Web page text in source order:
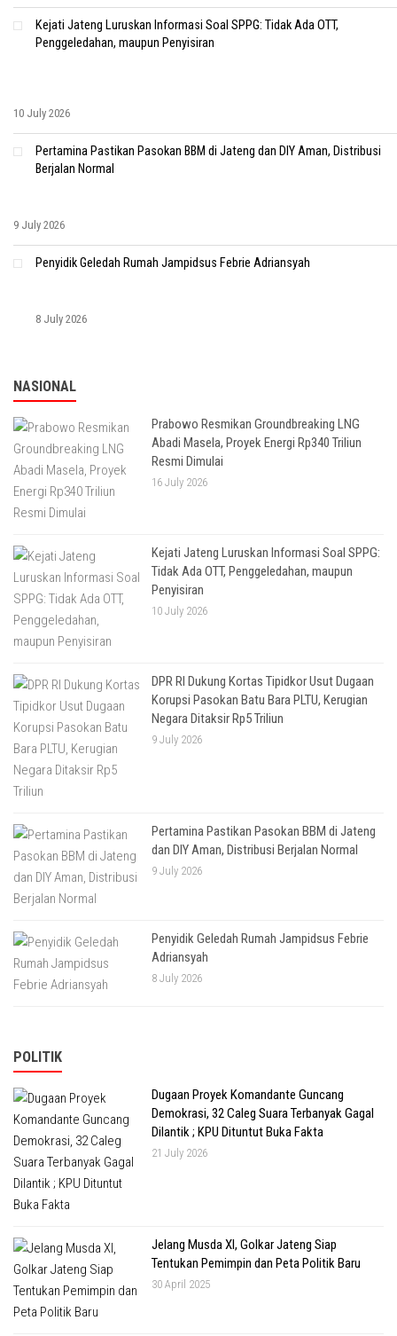
Kejati Jateng Luruskan Informasi Soal SPPG: Tidak Ada OTT,
Penggeledahan, maupun Penyisiran
10 July 2026
Pertamina Pastikan Pasokan BBM di Jateng dan DIY Aman, Distribusi
Berjalan Normal
9 July 2026
Penyidik Geledah Rumah Jampidsus Febrie Adriansyah
8 July 2026
NASIONAL
Prabowo Resmikan Groundbreaking LNG
Abadi Masela, Proyek Energi Rp340 Triliun
Resmi Dimulai
16 July 2026
Kejati Jateng Luruskan Informasi Soal SPPG:
Tidak Ada OTT, Penggeledahan, maupun
Penyisiran
10 July 2026
DPR RI Dukung Kortas Tipidkor Usut Dugaan
Korupsi Pasokan Batu Bara PLTU, Kerugian
Negara Ditaksir Rp5 Triliun
9 July 2026
Pertamina Pastikan Pasokan BBM di Jateng
dan DIY Aman, Distribusi Berjalan Normal
9 July 2026
Penyidik Geledah Rumah Jampidsus Febrie
Adriansyah
8 July 2026
POLITIK
Dugaan Proyek Komandante Guncang
Demokrasi, 32 Caleg Suara Terbanyak Gagal
Dilantik ; KPU Dituntut Buka Fakta
21 July 2026
Jelang Musda XI, Golkar Jateng Siap
Tentukan Pemimpin dan Peta Politik Baru
30 April 2025